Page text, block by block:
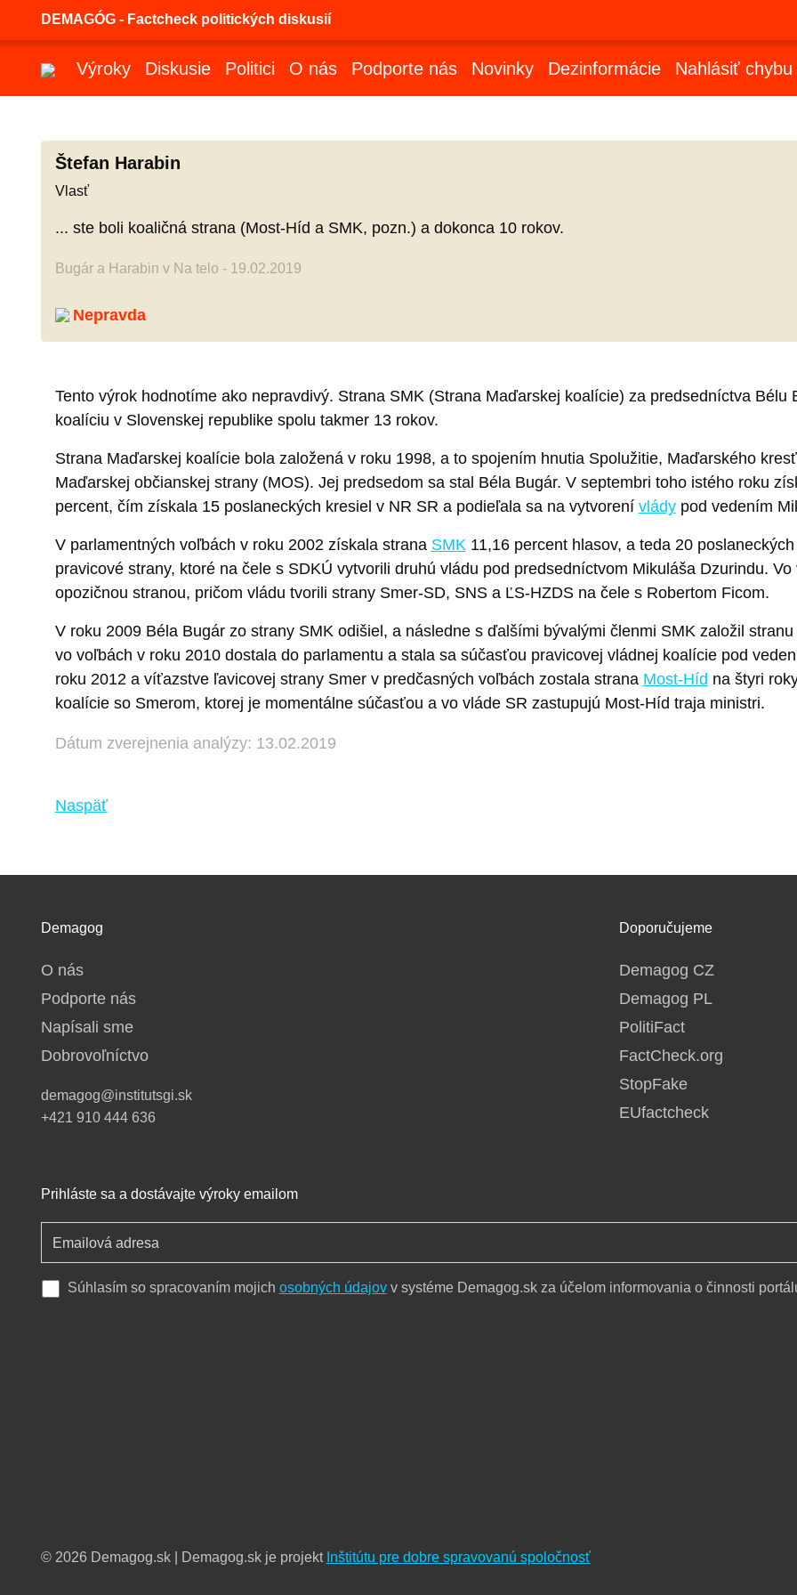
DEMAGÓG - Factcheck politických diskusií
Výroky Diskusie Politici O nás Podporte nás Novinky Dezinformácie Nahlásiť chybu
Štefan Harabin
Vlasť
... ste boli koaličná strana (Most-Híd a SMK, pozn.) a dokonca 10 rokov.
Bugár a Harabin v Na telo - 19.02.2019
Nepravda
Tento výrok hodnotíme ako nepravdivý. Strana SMK (Strana Maďarskej koalície) za predsedníctva
koalíciu v Slovenskej republike spolu takmer 13 rokov.
Strana Maďarskej koalície bola založená v roku 1998, a to spojením hnutia Spolužitie, Maďarského
Maďarskej občianskej strany (MOS). Jej predsedom sa stal Béla Bugár. V septembri toho istého roku
percent, čím získala 15 poslaneckých kresiel v NR SR a podieľala sa na vytvorení vládypod vedením
V parlamentných voľbách v roku 2002 získala strana SMK 11,16 percent hlasov, a teda 20
pravicové strany, ktoré na čele s SDKÚ vytvorili druhú vládu pod predsedníctvom Mikuláša Dzurindu.
opozičnou stranou, pričom vládu tvorili strany Smer-SD, SNS a ĽS-HZDS na čele s Robertom Ficom.
V roku 2009 Béla Bugár zo strany SMK odišiel, a následne s ďalšími bývalými členmi SMK založil
vo voľbách v roku 2010 dostala do parlamentu a stala sa súčasťou pravicovej vládnej koalície pod
roku 2012 a víťazstve ľavicovej strany Smer v predčasných voľbách zostala strana Most-Híd na štyri
koalície so Smerom, ktorej je momentálne súčasťou a vo vláde SR zastupujú Most-Híd traja ministri.
Dátum zverejnenia analýzy: 13.02.2019
Naspäť
Demagog
O nás
Podporte nás
Napísali sme
Dobrovoľníctvo
demagog@institutsgi.sk
+421 910 444 636
Doporučujeme
Demagog CZ
Demagog PL
PolitiFact
FactCheck.org
StopFake
EUfactcheck
Prihláste sa a dostávajte výroky emailom
Súhlasím so spracovaním mojich osobných údajovv systéme Demagog.sk za účelom informovania o činnosti
© 2026 Demagog.sk | Demagog.sk je projekt Inštitútu pre dobre spravovanú spoločnosť